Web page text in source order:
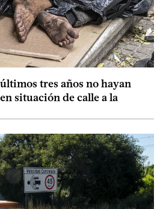
tres años no hayan
situación de calle a la